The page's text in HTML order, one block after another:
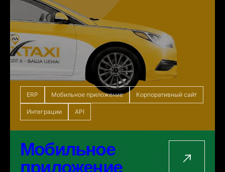
ERP Мобильное приложение Корпоративный сайт
Интеграции API
Мобильное
приложение